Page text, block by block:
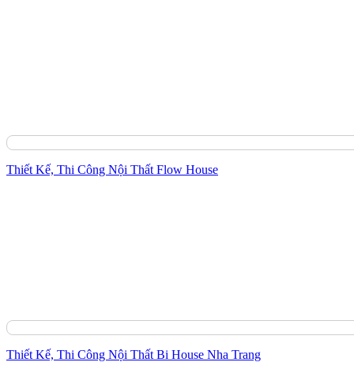
Thiết Kế, Thi Công Nội Thất Flow House
Thiết Kế, Thi Công Nội Thất Bi House Nha Trang